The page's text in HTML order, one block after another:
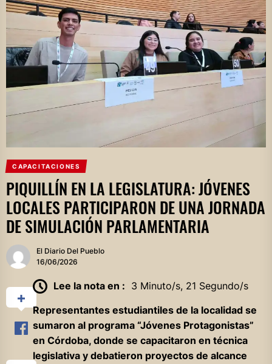
CAPACITACIONES
PIQUILLÍN EN LA LEGISLATURA: JÓVENES
LOCALES PARTICIPARON DE UNA JORNADA
DE SIMULACIÓN PARLAMENTARIA
El Diario Del Pueblo
16/06/2026
Lee la nota en : 3 Minuto/s, 21 Segundo/s
Representantes estudiantiles de la localidad se
sumaron al programa “Jóvenes Protagonistas”
en Córdoba, donde se capacitaron en técnica
legislativa y debatieron proyectos de alcance